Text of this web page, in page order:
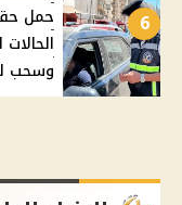
6
حمل
وسحب